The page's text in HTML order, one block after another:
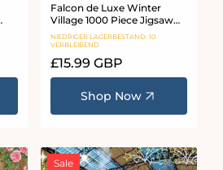
Falcon de Luxe Winter
Village 1000 Piece Jigsaw
Puzzle
NIEDRIGER LAGERBESTAND: 10
VERBLEIBEND
Normaler
Preis
£15.99 GBP
Shop Now
Sale